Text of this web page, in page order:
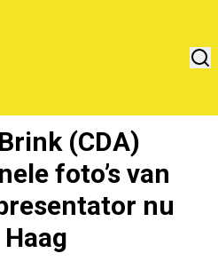
(CDA)
foto’s van
nu